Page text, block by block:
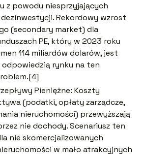
z powodu niesprzyjających
Rekordowy wzrost
(secondary market) dla
PE, który w 2023 roku
114 miliardów dolarów, jest
rynku na ten
4]
Pieniężne: Koszty
(podatki, opłaty zarządcze,
nieruchomości) przewyższają
nie dochody. Scenariusz ten
nie skomercjalizowanych
w mało atrakcyjnych